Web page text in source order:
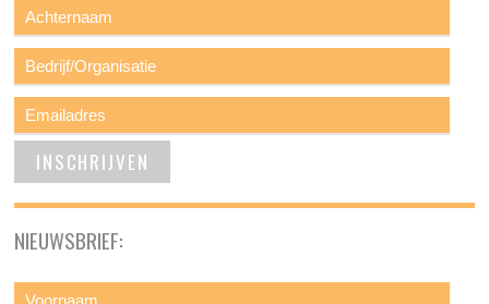
NIEUWSBRIEF: